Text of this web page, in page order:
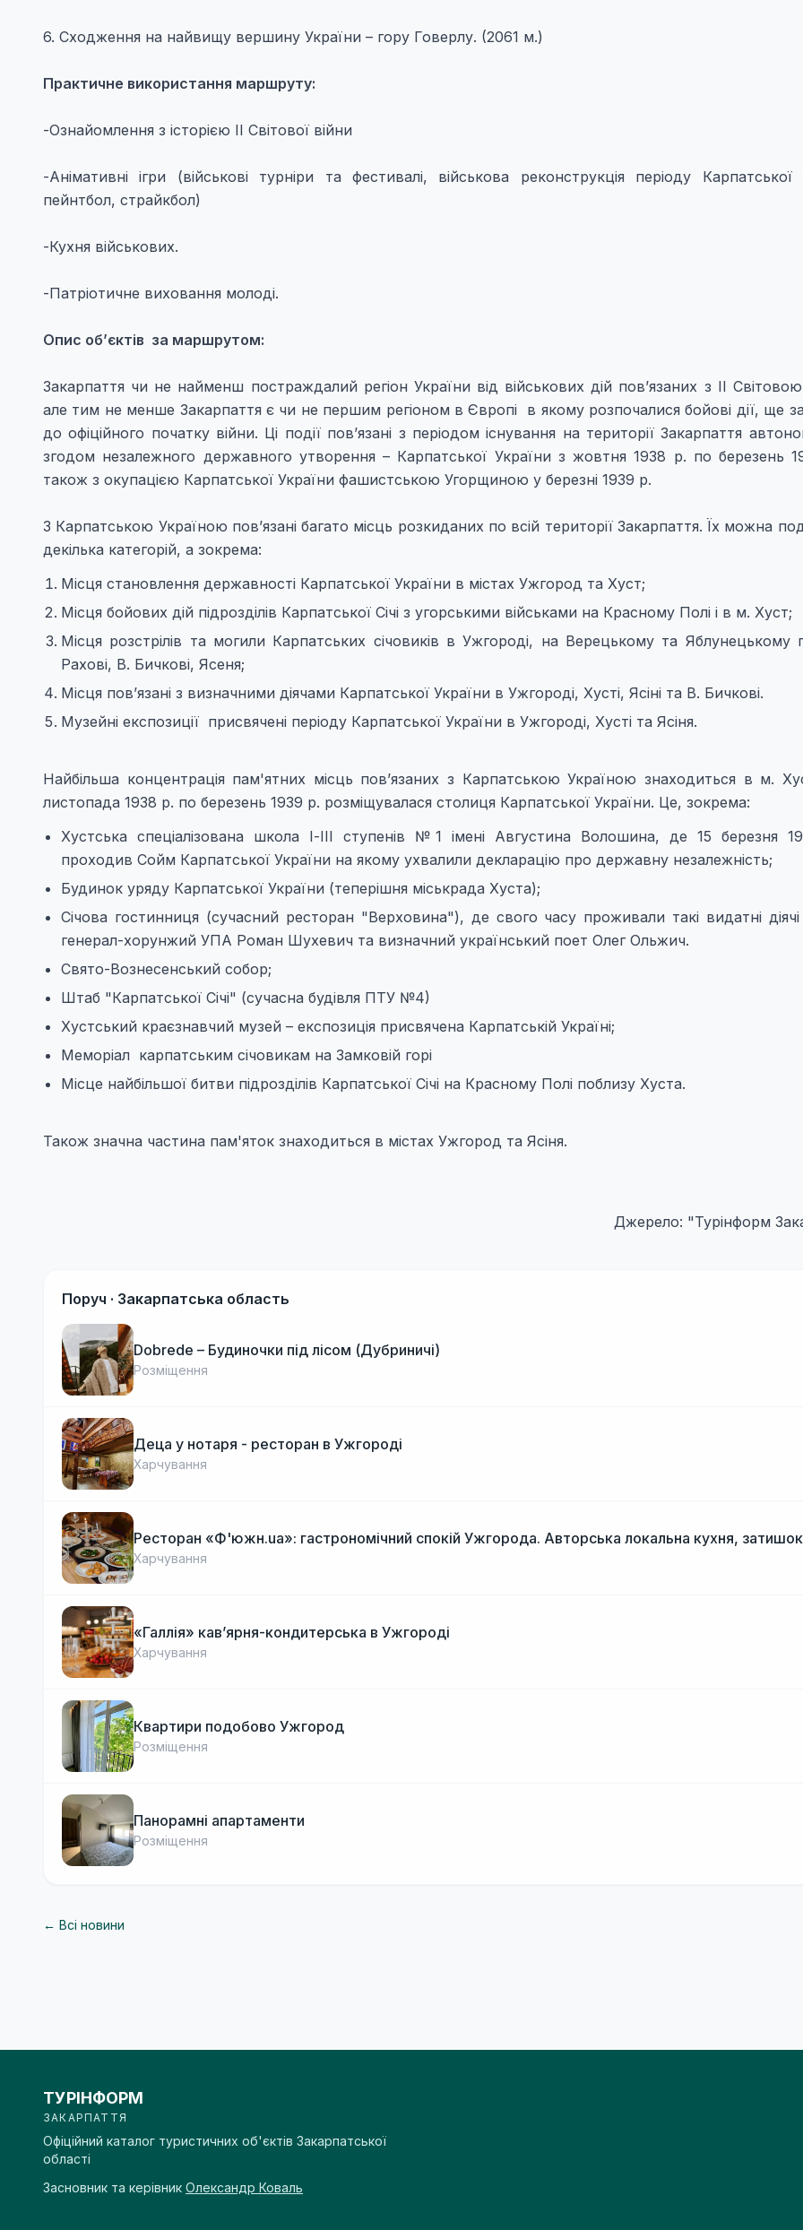
6. Сходження на найвищу вершину України – гору Говерлу. (2061 м.)
Практичне використання маршруту:
-Ознайомлення з історією ІІ Світової війни
-Анімативні ігри (військові турніри та фестивалі, військова реконструкція періоду Карпатської
пейнтбол, страйкбол)
-Кухня військових.
-Патріотичне виховання молоді.
Опис об’єктів за маршрутом:
Закарпаття чи не найменш постраждалий регіон України від військових дій пов’язаних з ІІ
але тим не менше Закарпаття є чи не першим регіоном в Європі в якому розпочалися бойові дії, ще
до офіційного початку війни. Ці події пов’язані з періодом існування на території Закарпаття
згодом незалежного державного утворення – Карпатської України з жовтня 1938 р. по березень
також з окупацією Карпатської України фашистською Угорщиною у березні 1939 р.
З Карпатською Україною пов’язані багато місць розкиданих по всій території Закарпаття. Їх можна
декілька категорій, а зокрема:
Місця становлення державності Карпатської України в містах Ужгород та Хуст;
Місця бойових дій підрозділів Карпатської Січі з угорськими військами на Красному Полі і в м. Хуст;
Місця розстрілів та могили Карпатських січовиків в Ужгороді, на Верецькому та Яблунецькому
Рахові, В. Бичкові, Ясеня;
Місця пов’язані з визначними діячами Карпатської України в Ужгороді, Хусті, Ясіні та В. Бичкові.
Музейні експозиції присвячені періоду Карпатської України в Ужгороді, Хусті та Ясіня.
Найбільша концентрація пам'ятних місць пов’язаних з Карпатською Україною знаходиться в м.
листопада 1938 р. по березень 1939 р. розміщувалася столиця Карпатської України. Це, зокрема:
Хустська спеціалізована школа І-ІІІ ступенів №1 імені Августина Волошина, де 15 березня
проходив Сойм Карпатської України на якому ухвалили декларацію про державну незалежність;
Будинок уряду Карпатської України (теперішня міськрада Хуста);
Січова гостинниця (сучасний ресторан "Верховина"), де свого часу проживали такі видатні
генерал-хорунжий УПА Роман Шухевич та визначний український поет Олег Ольжич.
Свято-Вознесенський собор;
Штаб "Карпатської Січі" (сучасна будівля ПТУ №4)
Хустський краєзнавчий музей – експозиція присвячена Карпатській Україні;
Меморіал карпатським січовикам на Замковій горі
Місце найбільшої битви підрозділів Карпатської Січі на Красному Полі поблизу Хуста.
Також значна частина пам'яток знаходиться в містах Ужгород та Ясіня.
Джерело: "Турінформ
Поруч · Закарпатська область
Dobrede – Будиночки під лісом (Дубриничі)
Розміщення
Деца у нотаря - ресторан в Ужгороді
Харчування
Ресторан «Ф'южн.ua»: гастрономічний спокій Ужгорода. Авторська локальна кухня, затишок
Харчування
«Галлія» кав’ярня-кондитерська в Ужгороді
Харчування
Квартири подобово Ужгород
Розміщення
Панорамні апартаменти
Розміщення
← Всі новини
ТУРІНФОРМ
ЗАКАРПАТТЯ
Офіційний каталог туристичних об'єктів Закарпатської
області
Засновник та керівник Олександр Коваль